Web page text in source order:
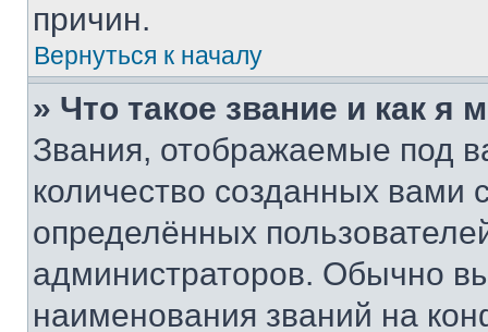
причин.
Вернуться к началу
» Что такое звание и как я
Звания, отображаемые под
количество созданных
определённых
администраторов. Обычно
наименования званий на